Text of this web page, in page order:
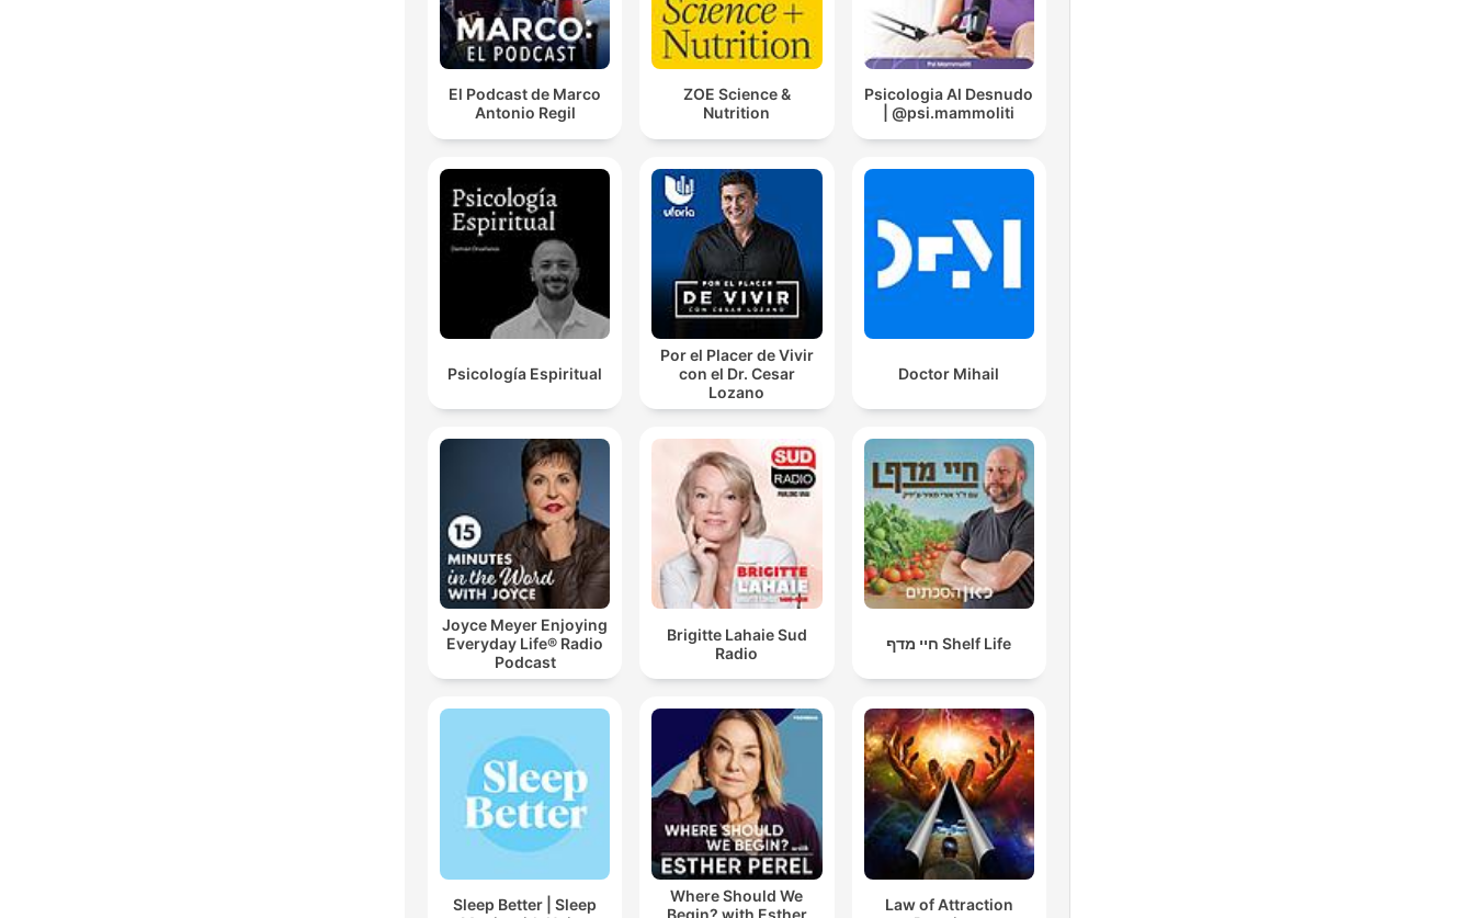
El Podcast de Marco
Antonio Regil
ZOE Science &
Nutrition
Psicologia Al Desnudo
| @psi.mammoliti
Psicología Espiritual
Por el Placer de Vivir
con el Dr. Cesar
Lozano
Doctor Mihail
Joyce Meyer Enjoying
Everyday Life® Radio
Podcast
Brigitte Lahaie Sud
Radio
חיי מדף Shelf Life
Sleep Better | Sleep
Where Should We
Begin? with Esther
Law of Attraction